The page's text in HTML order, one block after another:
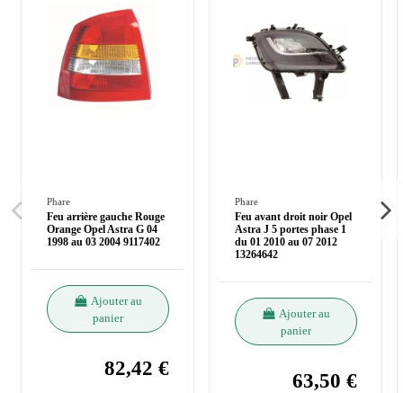
Phare
Feu arrière gauche Rouge
Orange Opel Astra G 04
1998 au 03 2004 9117402
Ajouter au
panier
82,42 €
Phare
Feu avant droit noir Opel
Astra J 5 portes phase 1
du 01 2010 au 07 2012
13264642
Ajouter au
panier
63,50 €